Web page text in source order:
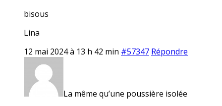
bisous
Lina
12 mai 2024 à 13 h 42 min #57347 Répondre
La même qu’une poussière isolée